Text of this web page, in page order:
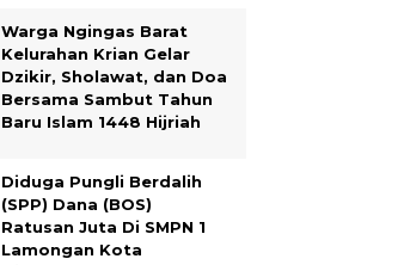
Warga Ngingas Barat
Kelurahan Krian Gelar
Dzikir, Sholawat, dan Doa
Bersama Sambut Tahun
Baru Islam 1448 Hijriah
Diduga Pungli Berdalih
(SPP) Dana (BOS)
Ratusan Juta Di SMPN 1
Lamongan Kota